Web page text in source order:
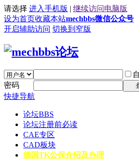
请选择 进入手机版 | 继续访问电脑版
设为首页收藏本站mechbbs微信公众号
开启辅助访问 切换到窄版
密码
快捷导航
论坛BBS
论坛注册前必读
CAE专区
CAD板块
德国TK公保介绍及办理